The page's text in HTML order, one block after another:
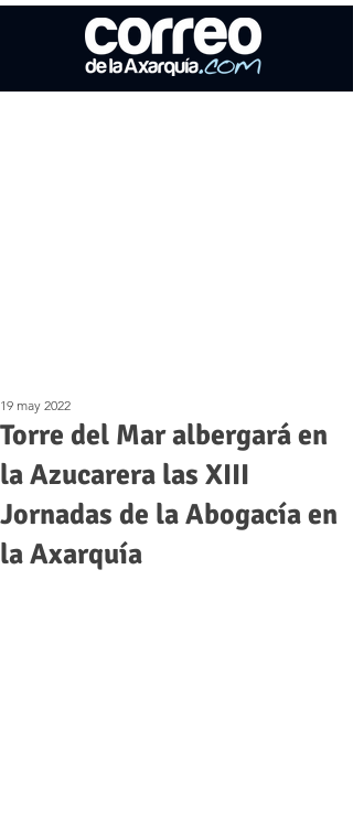
Torre del Mar albergará en
la Azucarera las XIII
Jornadas de la Abogacía en
la Axarquía
19 may 2022